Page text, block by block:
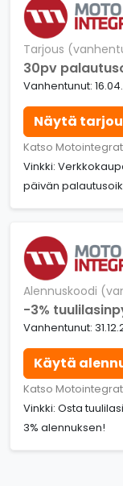
Tarjous
30pv
Vanhentunut:
Näytä
Katso
Vinkki:
päivän
Alennuskoodi
-3%
Vanhentunut:
Käytä
Katso
Vinkki: Osta
3% alennuksen!